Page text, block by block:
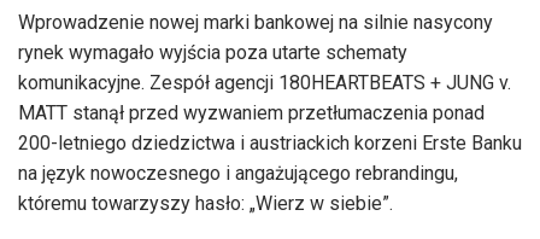
Wprowadzenie nowej marki bankowej na silnie nasycony
rynek wymagało wyjścia poza utarte schematy
komunikacyjne. Zespół agencji 180HEARTBEATS + JUNG v.
MATT stanął przed wyzwaniem przetłumaczenia ponad
200-letniego dziedzictwa i austriackich korzeni Erste Banku
na język nowoczesnego i angażującego rebrandingu,
któremu towarzyszy hasło: „Wierz w siebie”.